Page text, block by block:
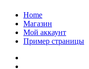
Перейти
содержанию
Home
Магазин
Мой аккаунт
Пример страницы